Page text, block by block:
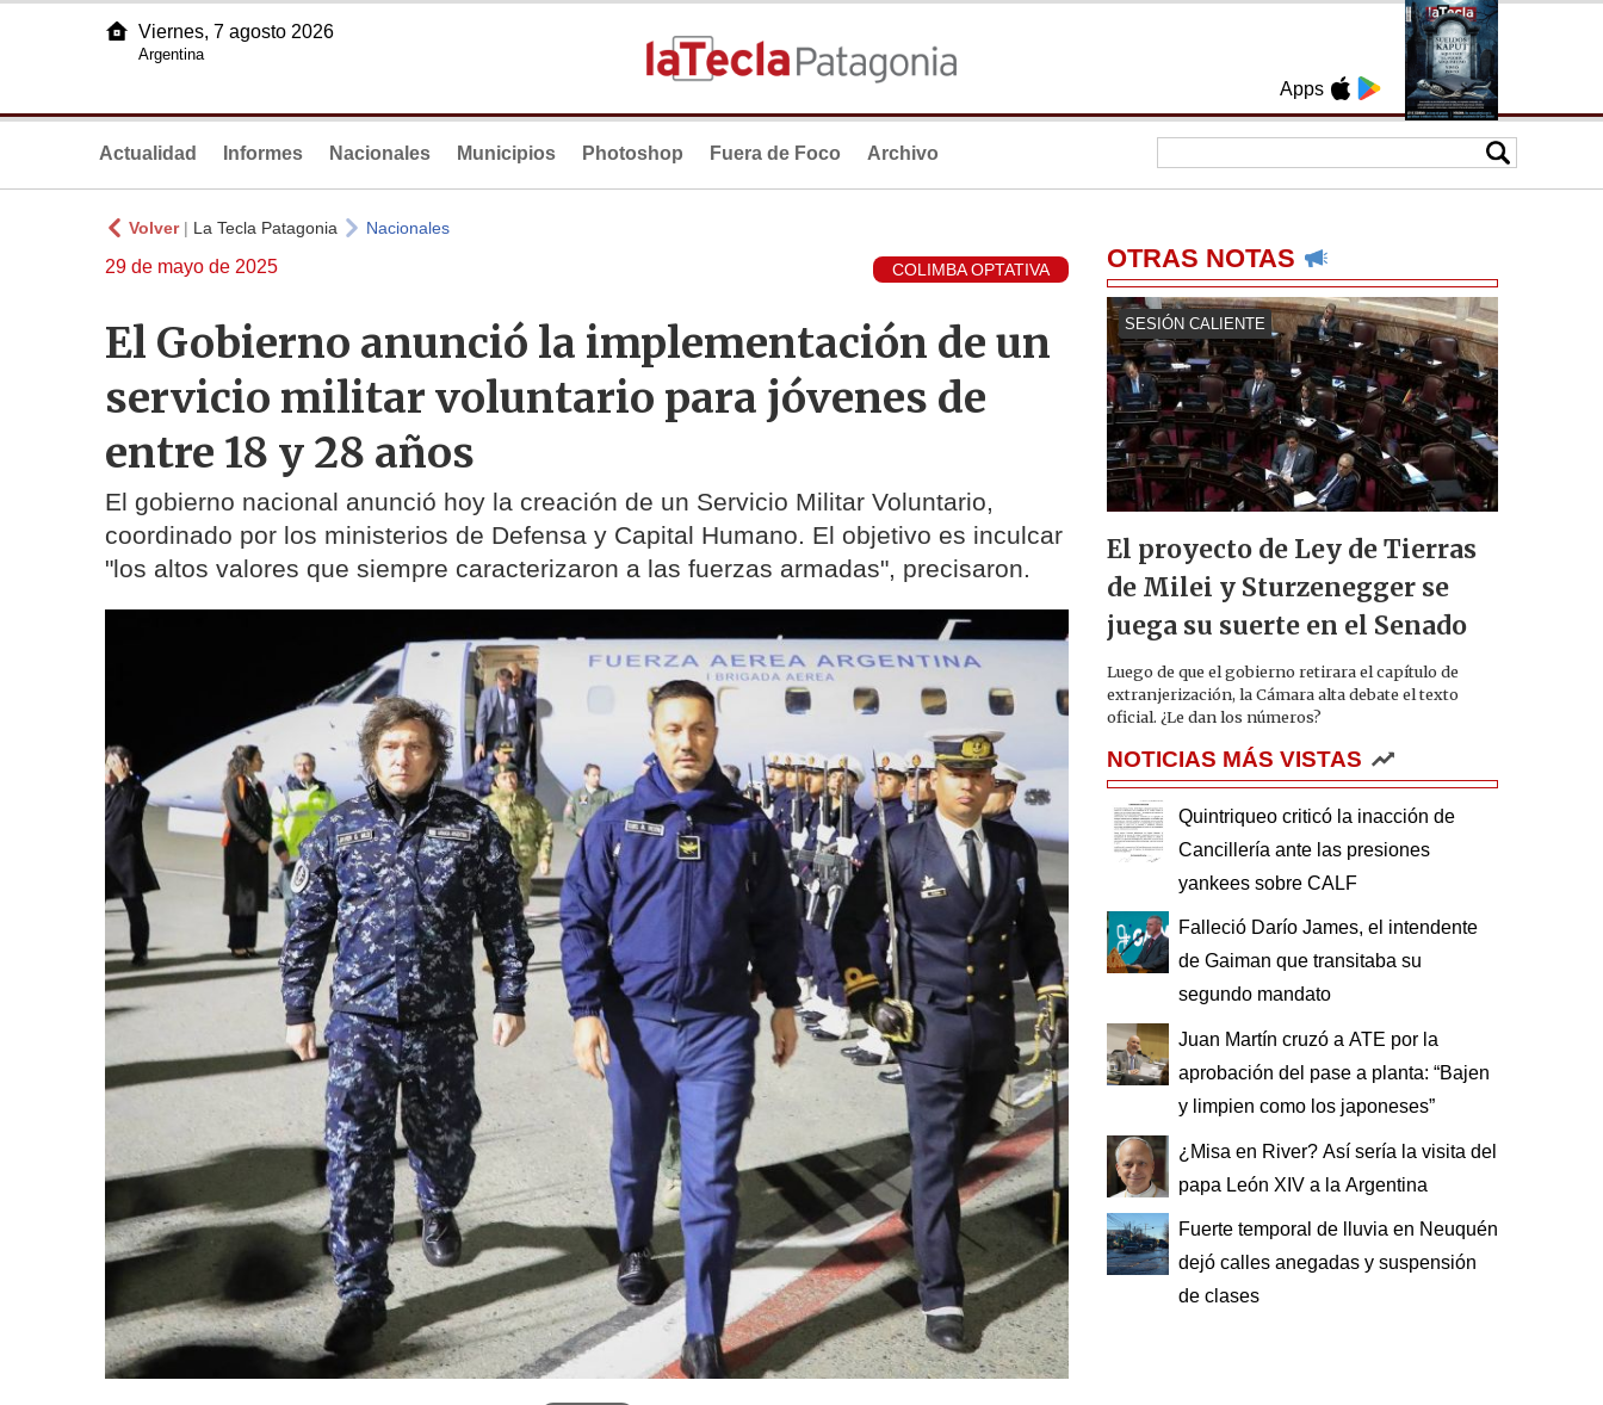
Apps
Viernes, 7 agosto 2026
Argentina
Actualidad Informes Nacionales Municipios Photoshop Fuera de Foco Archivo
Volver| La Tecla Patagonia Nacionales
29 de mayo de 2025 COLIMBA OPTATIVA
El Gobierno anunció la implementación de un
servicio militar voluntario para jóvenes de
entre 18 y 28 años
El gobierno nacional anunció hoy la creación de un Servicio Militar Voluntario,
coordinado por los ministerios de Defensa y Capital Humano. El objetivo es inculcar
"los altos valores que siempre caracterizaron a las fuerzas armadas", precisaron.
OTRAS NOTAS
SESIÓN CALIENTE
El proyecto de Ley de Tierras
de Milei y Sturzenegger se
juega su suerte en el Senado
Luego de que el gobierno retirara el capítulo de
extranjerización, la Cámara alta debate el texto
oficial. ¿Le dan los números?
NOTICIAS MÁS VISTAS
Quintriqueo criticó la inacción de
Cancillería ante las presiones
yankees sobre CALF
Falleció Darío James, el intendente
de Gaiman que transitaba su
segundo mandato
Juan Martín cruzó a ATE por la
aprobación del pase a planta: “Bajen
y limpien como los japoneses”
¿Misa en River? Así sería la visita del
papa León XIV a la Argentina
Fuerte temporal de lluvia en Neuquén
dejó calles anegadas y suspensión
de clases